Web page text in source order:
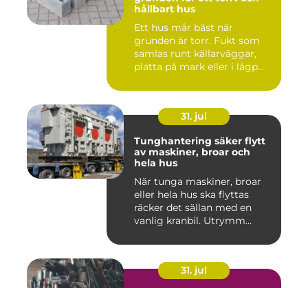
hållbart hus
Ett hus mår bäst när
grunden är torr. Fukt som
samlas runt källarväggar,
platta på mark eller i lågp...
31. jul
Tunghantering säker flytt
av maskiner, broar och
hela hus
När tunga maskiner, broar
eller hela hus ska flyttas
räcker det sällan med en
vanlig kranbil. Utrymm...
31. jul